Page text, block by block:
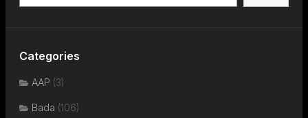
Categories
AAP (3)
Bada (106)